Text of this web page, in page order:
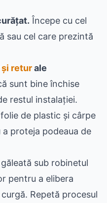
Începe cu cel
sau cel care prezintă
returale
sunt bine închise
restul instalației.
de plastic și cârpe
proteja podeaua de
sub robinetul
pentru a elibera
Repetă procesul